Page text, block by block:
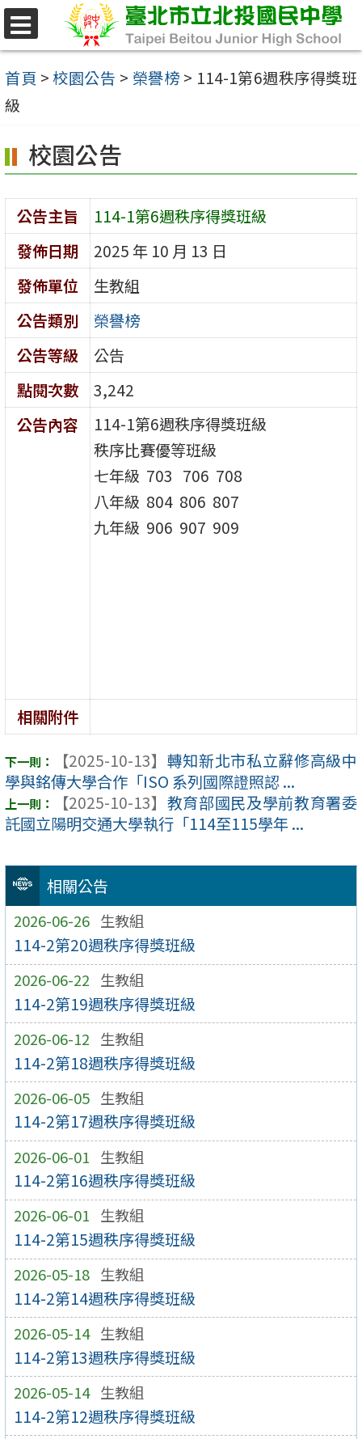
跳
至
主
要
容
區
首頁 >校園公告 > 榮譽榜 > 114-1第6週秩序得獎班
級
相關公告
2026-06-26 生教組
114-2第20週秩序得獎班級
2026-06-22 生教組
114-2第19週秩序得獎班級
2026-06-12 生教組
114-2第18週秩序得獎班級
2026-06-05 生教組
114-2第17週秩序得獎班級
2026-06-01 生教組
114-2第16週秩序得獎班級
2026-06-01 生教組
114-2第15週秩序得獎班級
2026-05-18 生教組
114-2第14週秩序得獎班級
2026-05-14 生教組
114-2第13週秩序得獎班級
2026-05-14 生教組
114-2第12週秩序得獎班級
校園公告
公告主旨
114-1第6週秩序得獎班級
發佈日期
2025 年 10 月 13 日
發佈單位
生教組
公告類別
榮譽榜
公告等級
公告
點閱次數
3,242
公告內容
114-1第6週秩序得獎班級
秩序比賽優等班級
七年級 703 706 708
八年級 804 806 807
九年級 906 907 909
相關附件
【2025-10-13】 轉知新北市私立辭修高級中
學與銘傳大學合作「ISO 系列國際證照認 ...
【2025-10-13】 教育部國民及學前教育署委
託國立陽明交通大學執行「114至115學年 ...
選
單